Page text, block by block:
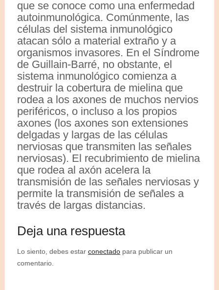
que se conoce como una enfermedad
autoinmunológica. Comúnmente, las
células del sistema inmunológico
atacan sólo a material extraño y a
organismos invasores. En el Síndrome
de Guillain-Barré, no obstante, el
sistema inmunológico comienza a
destruir la cobertura de mielina que
rodea a los axones de muchos nervios
periféricos, o incluso a los propios
axones (los axones son extensiones
delgadas y largas de las células
nerviosas que transmiten las señales
nerviosas). El recubrimiento de mielina
que rodea al axón acelera la
transmisión de las señales nerviosas y
permite la transmisión de señales a
través de largas distancias.
Deja una respuesta
Lo siento, debes estar conectado para publicar un
comentario.